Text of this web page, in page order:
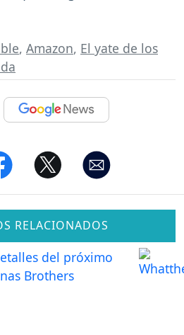
, Amazon, El yate de los
RELACIONADOS